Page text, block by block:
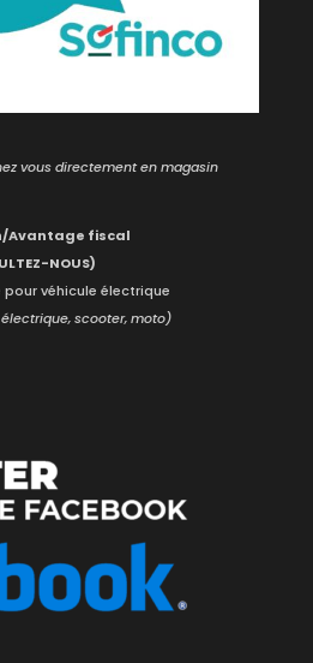
vous directement en magasin
Avantage fiscal
NOUS)
véhicule électrique
scooter, moto)